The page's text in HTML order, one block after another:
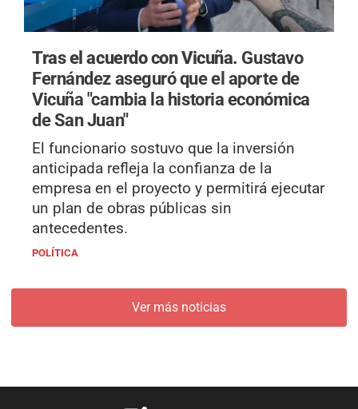
Tras el acuerdo con Vicuña. Gustavo
Fernández aseguró que el aporte de
Vicuña "cambia la historia económica
de San Juan"
El funcionario sostuvo que la inversión
anticipada refleja la confianza de la
empresa en el proyecto y permitirá ejecutar
un plan de obras públicas sin
antecedentes.
POLÍTICA
Ver más noticias